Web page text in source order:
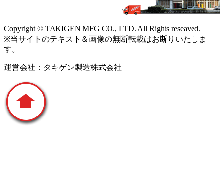
Copyright © TAKIGEN MFG CO., LTD. All Rights reseaved.
※当サイトのテキスト＆画像の無断転載はお断りいたしま
す。
運営会社：タキゲン製造株式会社